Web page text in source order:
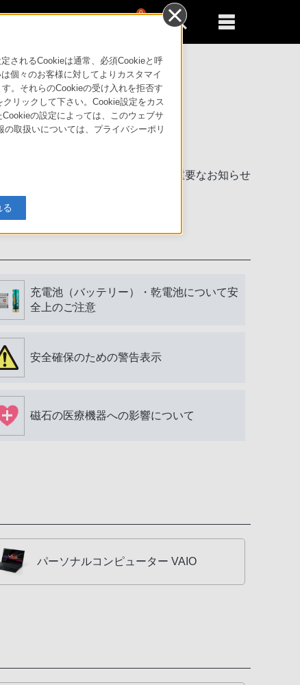
0
製品に関する重要なお知らせ
充電池（バッテリー）・乾電池について安
全上のご注意
安全確保のための警告表示
磁石の医療機器への影響について
パーソナルコンピューター VAIO
されるCookieは通常、必須Cookieと呼
個々のお客様に対してよりカスタマイ
。それらのCookieの受け入れを拒否す
リックして下さい。Cookie設定をカス
の設定によっては、このウェブサ
取扱いについては、プライバシーポリ